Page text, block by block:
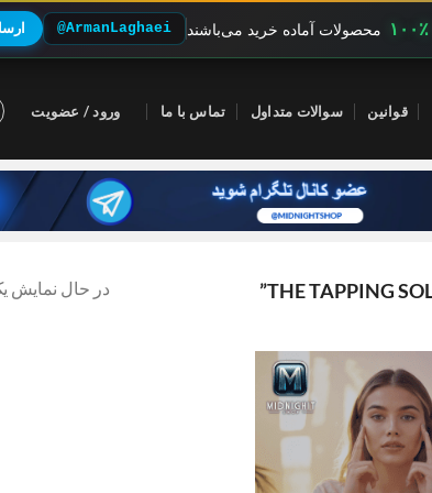
۱۰۰٪ محصولات آماده خرید می‌باشند @ArmanLaghaei
قوانین سوالات متداول تماس با ما ورود / عضویت
در حال نمایش